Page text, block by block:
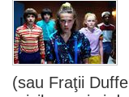
(sau Fraţii